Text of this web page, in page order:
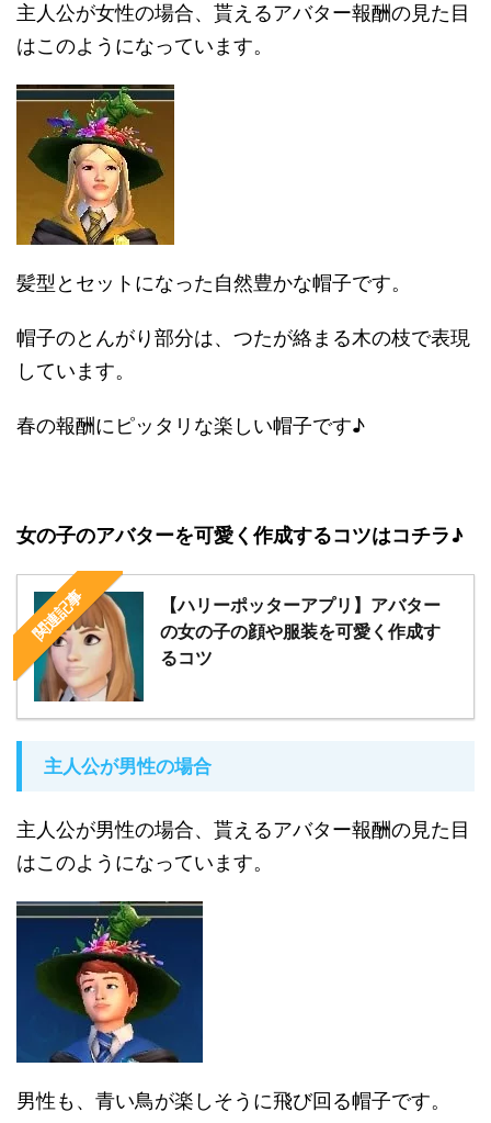
主人公が女性の場合、貰えるアバター報酬の見た目
はこのようになっています。
髪型とセットになった自然豊かな帽子です。
帽子のとんがり部分は、つたが絡まる木の枝で表現
しています。
春の報酬にピッタリな楽しい帽子です♪
女の子のアバターを可愛く作成するコツはコチラ♪
関連記事
【ハリーポッターアプリ】アバター
の女の子の顔や服装を可愛く作成す
るコツ
主人公が男性の場合
主人公が男性の場合、貰えるアバター報酬の見た目
はこのようになっています。
男性も、青い鳥が楽しそうに飛び回る帽子です。